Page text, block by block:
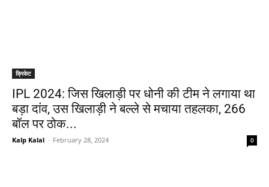
क्रिकेट
IPL 2024: जिस खिलाड़ी पर धोनी की टीम ने लगाया था
बड़ा दांव, उस खिलाड़ी ने बल्ले से मचाया तहलका, 266
बॉल पर ठोक...
Kalp Kalal - February 28, 2024 0